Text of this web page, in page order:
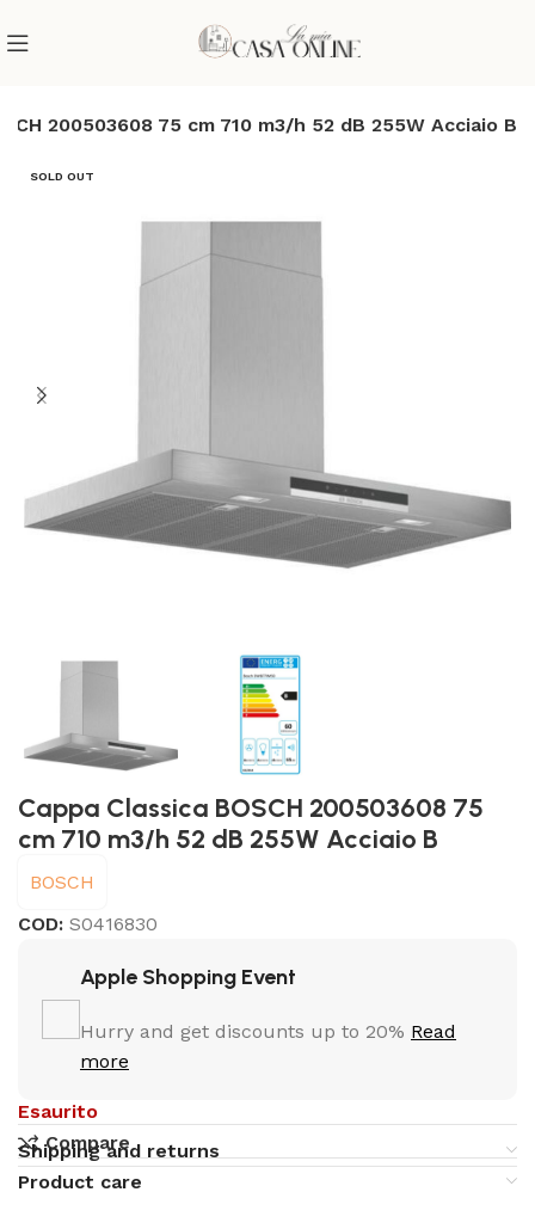
200503608 75 cm 710 m3/h 52 dB 255W Acciaio B
SOLD OUT
Cappa Classica BOSCH 200503608 75
cm 710 m3/h 52 dB 255W Acciaio B
BOSCH
COD:S0416830
Apple Shopping Event
Hurry and get discounts up to 20% Read
more
Esaurito
Compare
Shipping and returns
Product care